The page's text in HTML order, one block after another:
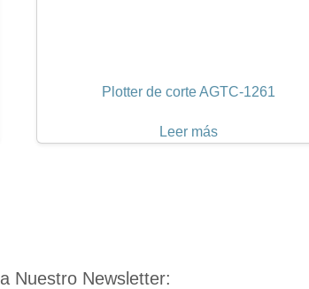
Plotter de corte AGTC-1261
Leer más
a Nuestro Newsletter: